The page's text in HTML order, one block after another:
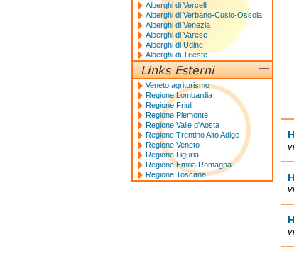
Alberghi di Vercelli
Alberghi di Verbano-Cusio-Ossola
Alberghi di Venezia
Alberghi di Varese
Alberghi di Udine
Alberghi di Trieste
Veneto agriturismo
Regione Lombardia
Regione Friuli
Regione Piemonte
Regione Valle d'Aosta
Regione Trentino Alto Adige
Regione Veneto
Regione Liguria
Regione Emilia Romagna
Regione Toscana